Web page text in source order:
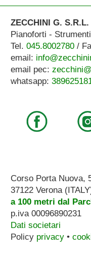
ZECCHINI G. S.R.L.
Pianoforti -
Tel. 045.8002780/
email:
email pec:
whatsapp:
Corso Porta Nuova,
37122 Verona
a 100 metri dal
p.iva 00096890231
Dati societari
Policy privacy•